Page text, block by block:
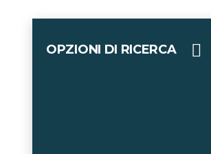
OPZIONI DI RICERCA